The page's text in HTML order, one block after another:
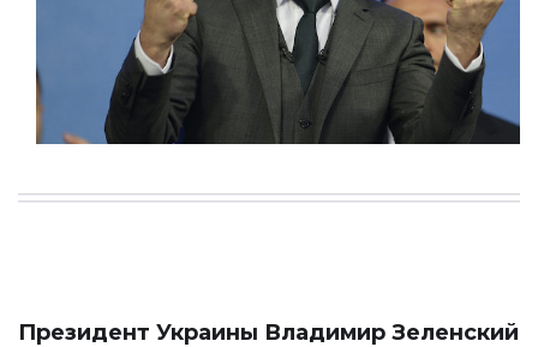
Президент Украины Владимир Зеленский